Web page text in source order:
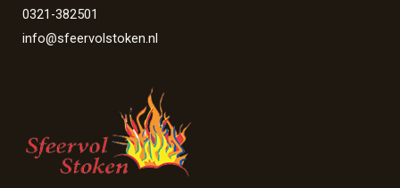
0321-382501
info@sfeervolstoken.nl